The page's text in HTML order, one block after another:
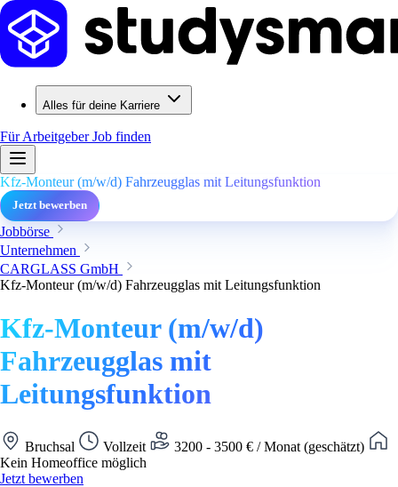
Alles für deine Karriere
Für ArbeitgeberJob finden
Kfz-Monteur (m/w/d) Fahrzeugglas mit Leitungsfunktion
Jetzt bewerben
Jobbörse
Unternehmen
CARGLASS GmbH
Kfz-Monteur (m/w/d) Fahrzeugglas mit Leitungsfunktion
Kfz-Monteur (m/w/d)
Fahrzeugglas mit
Leitungsfunktion
Bruchsal Vollzeit
3200 - 3500 € / Monat (geschätzt)
Kein Homeoffice möglich
Jetzt bewerben